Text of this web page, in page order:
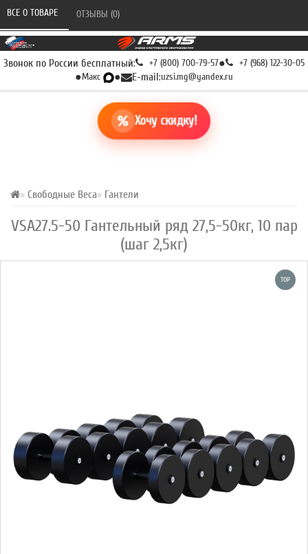
Звонок по России бесплатный: +7 (800) 700-79-57● +7 (968) 122-30-05
●Макс ● E-mail:uzsi.mg@yandex.ru
Хочу скидку!
Свободные Веса Гантели
VSA27.5-50 Гантельный ряд 27,5-50кг, 10 пар
(шаг 2,5кг)
ВСЕ О ТОВАРЕ ОТЗЫВЫ (0)
TOP